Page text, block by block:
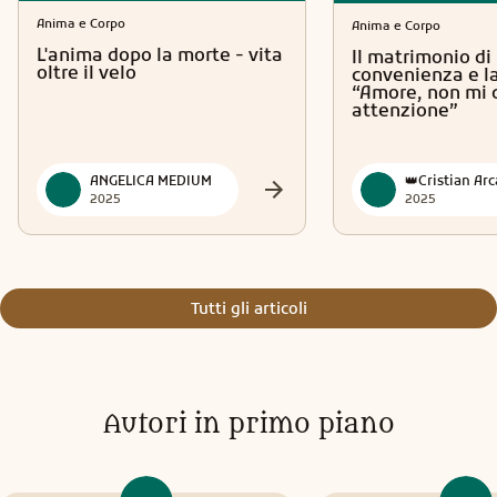
qualcosa: un’abitudine, una persona, un modo di pensare,
un vecchio dolore che sembrava radicato. Non è un
processo facile, e lo so. Alcuni lo vivono con malinconia,
come quando si chiude la porta di una casa in cui si è
eccitazione, come se sentisse che dietro quella porta c’è
qualcosa che aspettava da tempo. In questo periodo, le
vostre emozioni potrebbero essere più intense: ricordi che
stanno cercando di riallinearsi. È come quando si riordina
una stanza: per un momento sembra tutto in disordine,
macchina, una frase ascoltata per caso che sembra parlare
proprio a voi, un’immagine che appare nella mente senza
di direzione. Per alcuni, questo periodo porterà un
Anima e Corpo
L'anima dopo la morte - vita
oltre il velo
ANGELICA MEDIUM
2025
Anima e Corpo
Il matrimonio di
convenienza e
“Amore, non mi
attenzione”
2025
Tutti gli articoli
Autori in primo piano